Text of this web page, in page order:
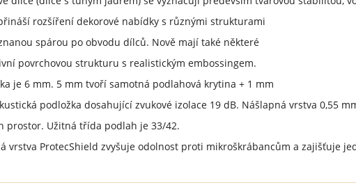
rozšíření dekorové nabídky s různými strukturami
spárou po obvodu dílců. Nově mají také některé
povrchovou strukturu s realistickým embossingem.
je 6 mm. 5 mm tvoří samotná podlahová krytina + 1 mm
podložka dosahující zvukové izolace 19 dB. Nášlapná vrstva 0,55
prostor. Užitná třída podlah je 33/42.
vrstva ProtecShield zvyšuje odolnost proti mikroškrábancům a zajišťuje